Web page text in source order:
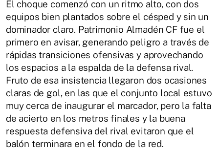
El choque comenzó con un ritmo alto, con dos
equipos bien plantados sobre el césped y sin un
dominador claro. Patrimonio Almadén CF fue el
primero en avisar, generando peligro a través de
rápidas transiciones ofensivas y aprovechando
los espacios a la espalda de la defensa rival.
Fruto de esa insistencia llegaron dos ocasiones
claras de gol, en las que el conjunto local estuvo
muy cerca de inaugurar el marcador, pero la falta
de acierto en los metros finales y la buena
respuesta defensiva del rival evitaron que el
balón terminara en el fondo de la red.